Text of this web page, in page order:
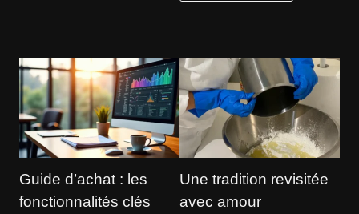
Guide d’achat : les
fonctionnalités clés
Une tradition revisitée
avec amour